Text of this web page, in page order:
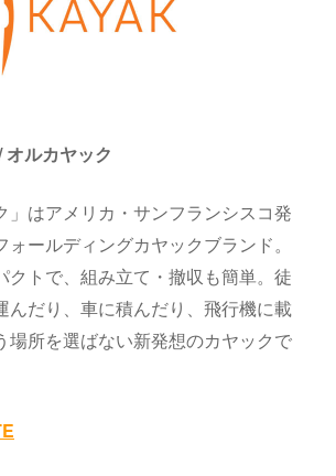
ルカヤック
」はアメリカ・サンフランシスコ発
ールディングカヤックブランド。
クトで、組み立て・撤収も簡単。徒
んだり、車に積んだり、飛行機に載
場所を選ばない新発想のカヤックで